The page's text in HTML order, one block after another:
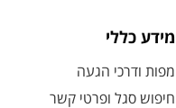
מידע כללי
מפות ודרכי הגעה
חיפוש סגל ופרטי קשר